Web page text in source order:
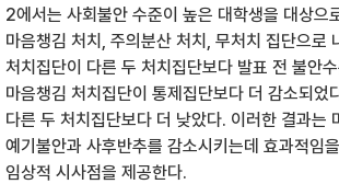
2에서는 사회불안 수준이 높은 대학생을 대상
마음챙김 처치, 주의분산 처치, 무처치 집단으로
처치집단이 다른 두 처치집단보다 발표 전 불안
마음챙김 처치집단이 통제집단보다 더 감소되었
다른 두 처치집단보다 더 낮았다. 이러한 결과는
예기불안과 사후반추를 감소시키는데 효과적임
임상적 시사점을 제공한다.